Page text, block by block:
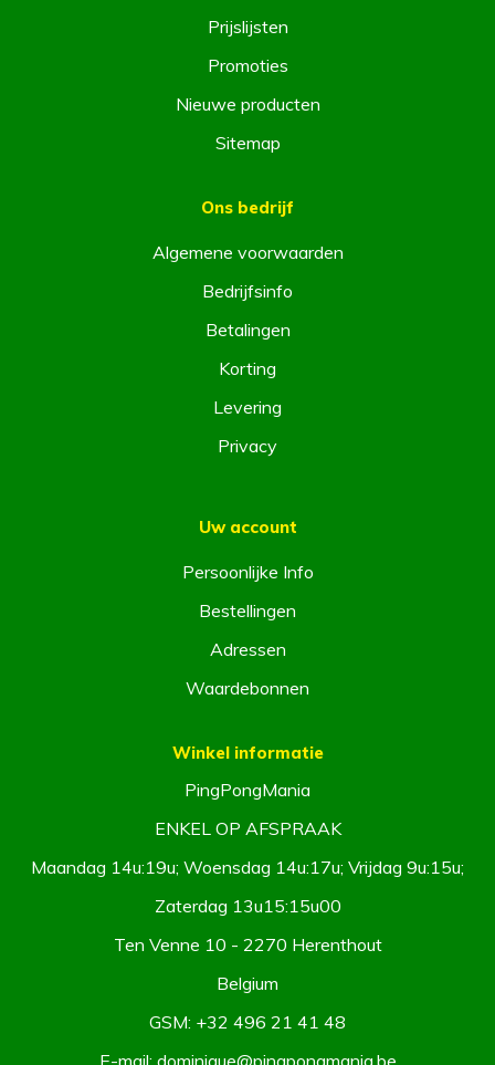
Prijslijsten
Promoties
Nieuwe producten
Sitemap
Ons bedrijf
Algemene voorwaarden
Bedrijfsinfo
Betalingen
Korting
Levering
Privacy
Uw account
Persoonlijke Info
Bestellingen
Adressen
Waardebonnen
Winkel informatie
PingPongMania
ENKEL OP AFSPRAAK
Maandag 14u:19u; Woensdag 14u:17u; Vrijdag 9u:15u;
Zaterdag 13u15:15u00
Ten Venne 10 - 2270 Herenthout
Belgium
GSM: +32 496 21 41 48
E-mail: dominique@pingpongmania.be